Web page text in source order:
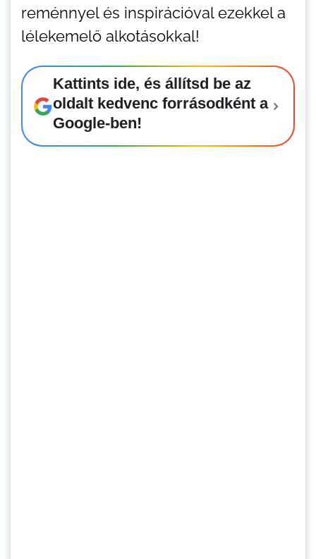
reménnyel és inspirációval ezekkel a
lélekemelő alkotásokkal!
Kattints ide, és állítsd be az
oldalt kedvenc forrásodként a
Google-ben!